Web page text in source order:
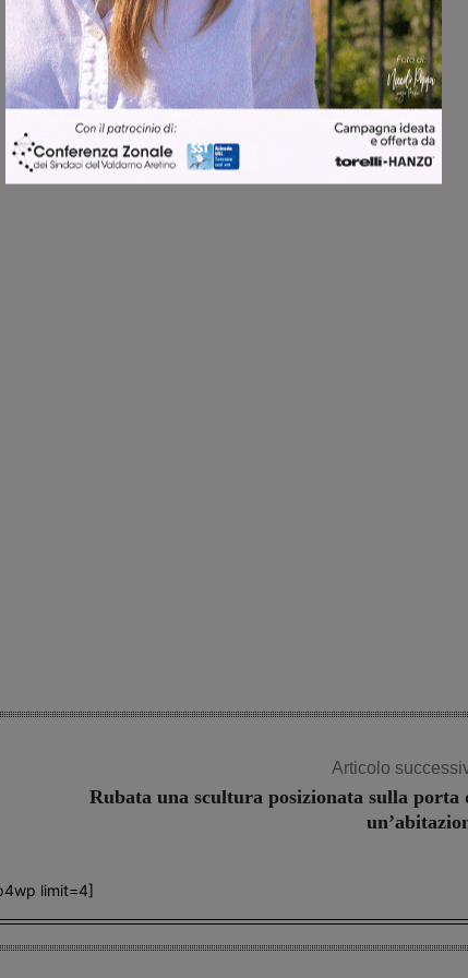
Articolo
Rubata una scultura posizionata sulla porta
limit=4]